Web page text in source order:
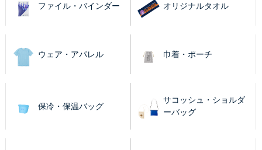
ファイル・バインダー オリジナルタオル
ウェア・アパレル 巾着・ポーチ
保冷・保温バッグ
サコッシュ・ショルダ
ーバッグ